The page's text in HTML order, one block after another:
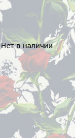
Нет в наличии